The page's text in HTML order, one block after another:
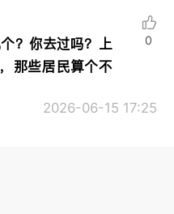
？你去过吗？上
那些居民算个不
2026-06-15 17:25
0